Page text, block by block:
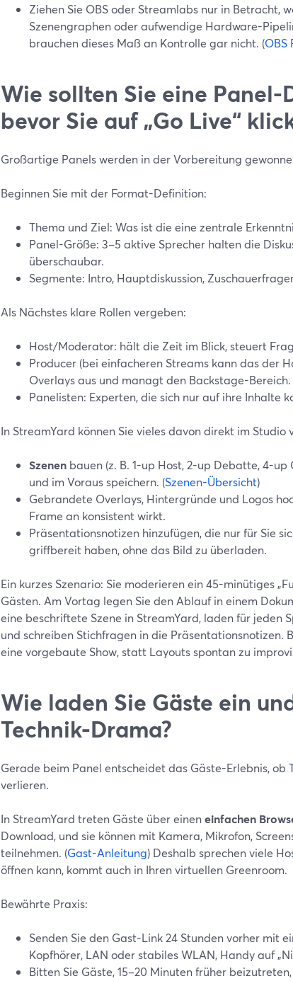
Ziehen Sie OBS oder Streamlabs nur in Betracht,
Szenengraphen oder aufwendige Hardware-
brauchen dieses Maß an Kontrolle gar nicht. (OBS
Wie sollten Sie eine Panel-
bevor Sie auf „Go Live“
Großartige Panels werden in der Vorbereitung
Beginnen Sie mit der Format-Definition:
Thema und Ziel: Was ist die eine zentrale
Panel-Größe: 3–5 aktive Sprecher halten die
überschaubar.
Segmente: Intro, Hauptdiskussion,
Als Nächstes klare Rollen vergeben:
Host/Moderator: hält die Zeit im Blick, steuert
Producer (bei einfacheren Streams kann das der
Overlays aus und managt den Backstage-Bereich.
Panelisten: Experten, die sich nur auf ihre Inhalte
In StreamYard können Sie vieles davon direkt im Studio
Szenen bauen (z. B. 1-up Host, 2-up Debatte, 4-
und im Voraus speichern. (Szenen-Übersicht)
Gebrandete Overlays, Hintergründe und Logos
Frame an konsistent wirkt.
Präsentationsnotizen hinzufügen, die nur für Sie
griffbereit haben, ohne das Bild zu überladen.
Ein kurzes Szenario: Sie moderieren ein 45-minütiges
Gästen. Am Vortag legen Sie den Ablauf in einem
eine beschriftete Szene in StreamYard, laden für jeden
und schreiben Stichfragen in die Präsentationsnotizen.
eine vorgebaute Show, statt Layouts spontan zu
Wie laden Sie Gäste ein
Technik-Drama?
Gerade beim Panel entscheidet das Gäste-Erlebnis, ob
verlieren.
In StreamYard treten Gäste über eineneinfachen
Download, und sie können mit Kamera, Mikrofon,
teilnehmen. (Gast-Anleitung) Deshalb sprechen viele
öffnen kann, kommt auch in Ihren virtuellen Greenroom.
Bewährte Praxis:
Senden Sie den Gast-Link 24 Stunden vorher mit
Kopfhörer, LAN oder stabiles WLAN, Handy auf
Bitten Sie Gäste, 15–20 Minuten früher